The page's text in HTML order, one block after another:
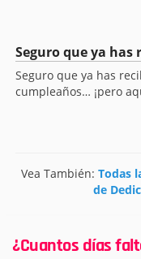
Seguro que ya has
Seguro que ya has
cumpleaños… ¡pero
Vea También: Todas
de
¿Cuantos días